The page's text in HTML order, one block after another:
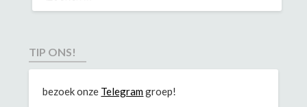
TIP ONS!
bezoek onze Telegramgroep!